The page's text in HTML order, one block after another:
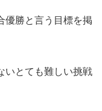
優勝と言う目標を掲
いとても難しい挑戦